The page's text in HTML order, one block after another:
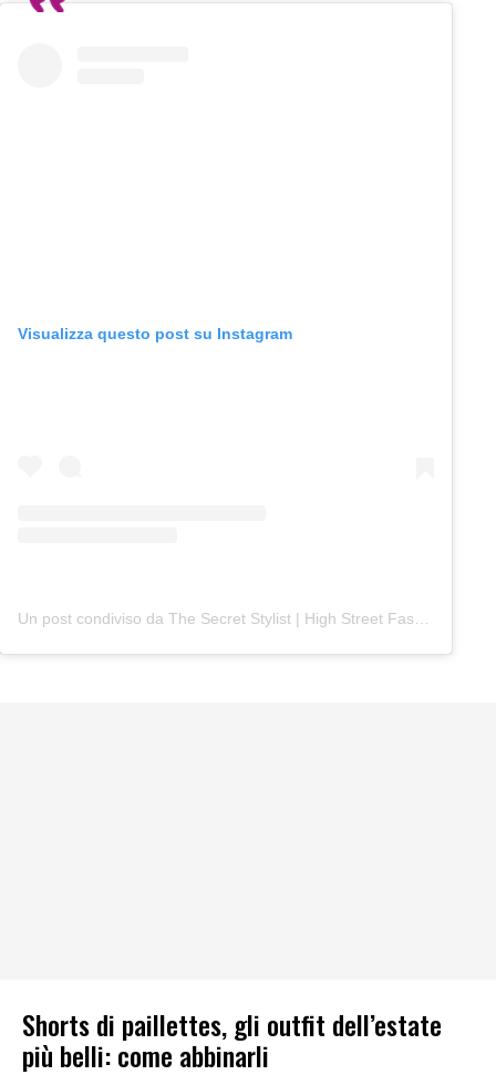
Visualizza questo post su Instagram
Shorts di paillettes, gli outfit dell’estate
più belli: come abbinarli